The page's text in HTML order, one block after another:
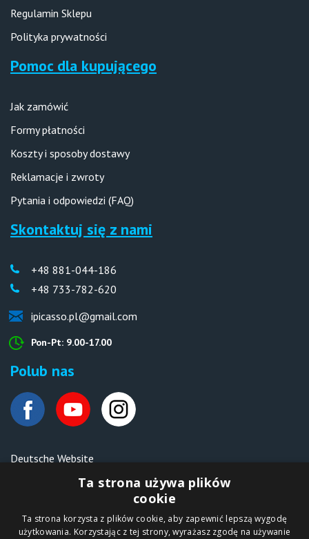
Regulamin Sklepu
Polityka prywatności
Pomoc dla kupującego
Jak zamówić
Formy płatności
Koszty i sposoby dostawy
Reklamacje i zwroty
Pytania i odpowiedzi (FAQ)
Skontaktuj się z nami
+48 881-044-186
+48 733-782-620
ipicasso.pl@gmail.com
Pon-Pt: 9.00-17.00
Polub nas
Deutsche Website
Malen nach Zahlen Ipicasso.de
Copyright © 2012-2026
Sklep internetowy
Ta strona używa plików
cookie
Ta strona korzysta z plików cookie, aby zapewnić lepszą wygodę
użytkowania. Korzystając z tej strony, wyrażasz zgodę na używanie